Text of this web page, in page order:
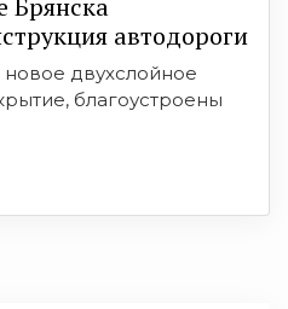
автодороги
двухслойное
благоустроены